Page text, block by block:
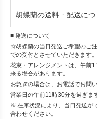
胡蝶蘭の送料・配送につ
■ 発送について
☆胡蝶蘭の当日発送ご希望のご
での受付とさせていただきます。
花束・アレンジメントは、午前
来る場合があります。
お急ぎの場合は、お電話でお問
営業日の午前11時30分を過ぎま
※ 在庫状況により、当日発送が
合わせください。